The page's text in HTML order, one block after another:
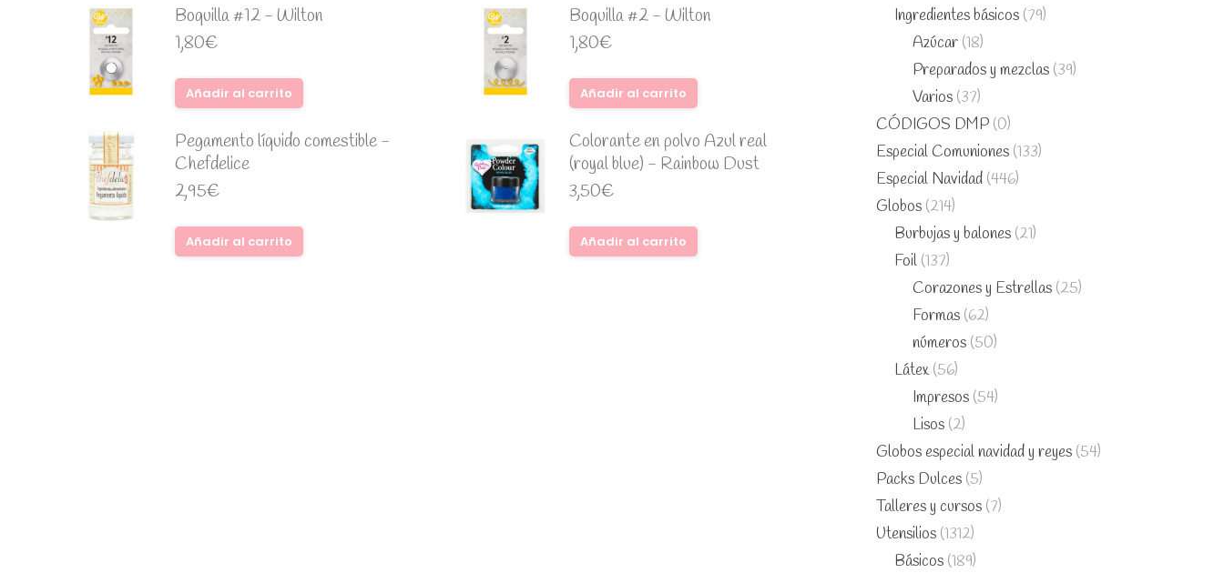
Boquilla #12 - Wilton
1,80€
Añadir al carrito
Boquilla #2 - Wilton
1,80€
Añadir al carrito
Pegamento líquido comestible -
Chefdelice
2,95€
Añadir al carrito
Colorante en polvo Azul real
(royal blue) - Rainbow Dust
3,50€
Añadir al carrito
Ingredientes básicos (79)
Azúcar (18)
Preparados y mezclas (39)
Varios (37)
CÓDIGOS DMP (0)
Especial Comuniones (133)
Especial Navidad (446)
Globos (214)
Burbujas y balones (21)
Foil (137)
Corazones y Estrellas (25)
Formas (62)
números (50)
Látex (56)
Impresos (54)
Lisos (2)
Globos especial navidad y reyes (54)
Packs Dulces (5)
Talleres y cursos (7)
Utensilios (1312)
Básicos (189)